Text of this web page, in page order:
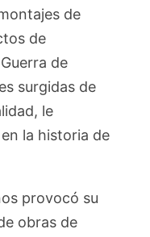
de
de
de
surgidas de
le
la historia de
provocó su
obras de